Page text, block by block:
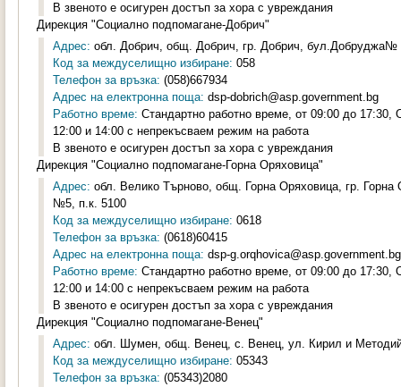
В звеното е осигурен достъп за хора с увреждания
Дирекция "Социално подпомагане-Добрич"
Адрес: обл. Добрич, общ. Добрич, гр. Добрич, бул.Добруджа№
Код за междуселищно избиране: 058
Телефон за връзка: (058)667934
Адрес на електронна поща: dsp-dobrich@asp.government.bg
Работно време: Стандартно работно време, от 09:00 до
12:00 и 14:00 с непрекъсваем режим на работа
В звеното е осигурен достъп за хора с увреждания
Дирекция "Социално подпомагане-Горна Оряховица"
Адрес: обл. Велико Търново, общ. Горна Оряховица, гр.
№5, п.к. 5100
Код за междуселищно избиране: 0618
Телефон за връзка: (0618)60415
Адрес на електронна поща: dsp-g.orqhovica@asp.government.bg
Работно време: Стандартно работно време, от 09:00 до
12:00 и 14:00 с непрекъсваем режим на работа
В звеното е осигурен достъп за хора с увреждания
Дирекция "Социално подпомагане-Венец"
Адрес: обл. Шумен, общ. Венец, с. Венец, ул. Кирил и
Код за междуселищно избиране: 05343
Телефон за връзка: (05343)2080